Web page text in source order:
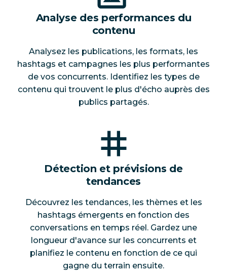
Analyse des performances du
contenu
Analysez les publications, les formats, les
hashtags et campagnes les plus performantes
de vos concurrents. Identifiez les types de
contenu qui trouvent le plus d'écho auprès des
publics partagés.
Détection et prévisions de
tendances
Découvrez les tendances, les thèmes et les
hashtags émergents en fonction des
conversations en temps réel. Gardez une
longueur d'avance sur les concurrents et
planifiez le contenu en fonction de ce qui
gagne du terrain ensuite.